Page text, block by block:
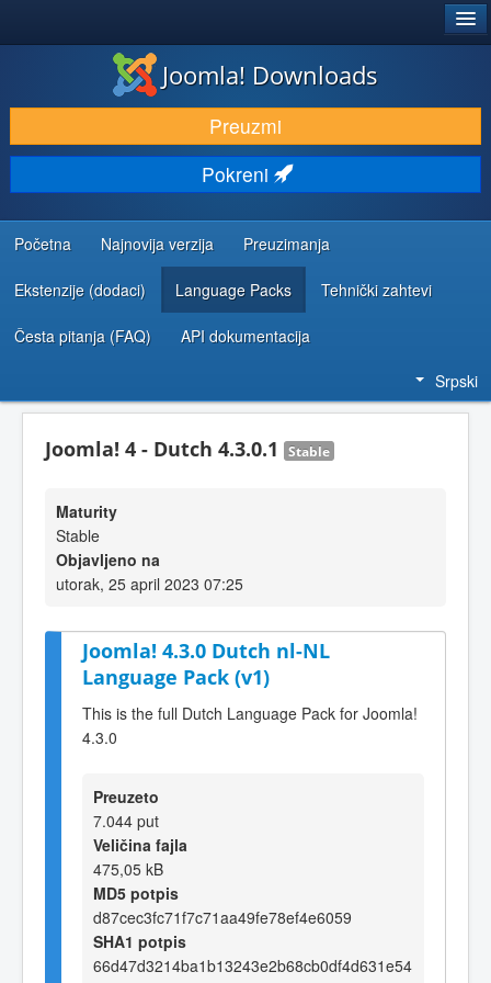
PREUZIMANJE I PROŠIRENJA (EKSTENZIJE)
OTKRIJTE I NAUČITE
ZAJEDNICA I PODRŠKA
RESURSI ZA RAZVOJ
Joomla! Downloads
Preuzmi
Pokreni
Početna Najnovija verzija Preuzimanja
Ekstenzije (dodaci) Language Packs Tehnički zahtevi
Česta pitanja (FAQ) API dokumentacija
Srpski
Joomla! 4 - Dutch 4.3.0.1 Stable
Maturity
Stable
Objavljeno na
utorak, 25 april 2023 07:25
Joomla! 4.3.0 Dutch nl-NL
Language Pack (v1)
This is the full Dutch Language Pack for Joomla!
4.3.0
Preuzeto
7.044 put
Veličina fajla
475,05 kB
MD5 potpis
d87cec3fc71f7c71aa49fe78ef4e6059
SHA1 potpis
66d47d3214ba1b13243e2b68cb0df4d631e54